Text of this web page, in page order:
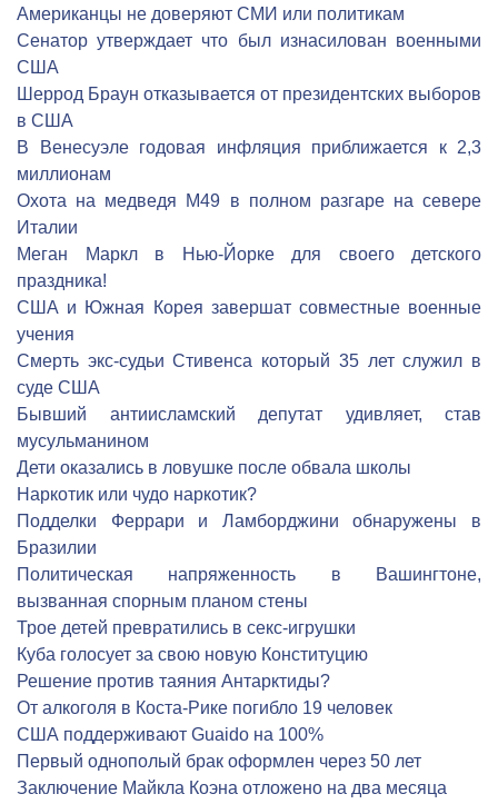
Американцы не доверяют СМИ или политикам
Сенатор утверждает что был изнасилован военными
США
Шеррод Браун отказывается от президентских выборов
в США
В Венесуэле годовая инфляция приближается к 2,3
миллионам
Охота на медведя М49 в полном разгаре на севере
Италии
Меган Маркл в Нью-Йорке для своего детского
праздника!
США и Южная Корея завершат совместные военные
учения
Смерть экс-судьи Стивенса который 35 лет служил в
суде США
Бывший антиисламский депутат удивляет, став
мусульманином
Дети оказались в ловушке после обвала школы
Наркотик или чудо наркотик?
Подделки Феррари и Ламборджини обнаружены в
Бразилии
Политическая напряженность в Вашингтоне,
вызванная спорным планом стены
Трое детей превратились в секс-игрушки
Куба голосует за свою новую Конституцию
Решение против таяния Антарктиды?
От алкоголя в Коста-Рике погибло 19 человек
США поддерживают Guaido на 100%
Первый однополый брак оформлен через 50 лет
Заключение Майкла Коэна отложено на два месяца